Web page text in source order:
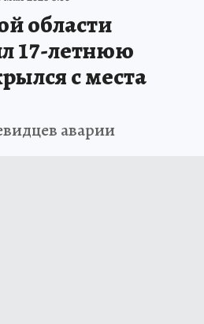
области
17-летнюю
с места
аварии